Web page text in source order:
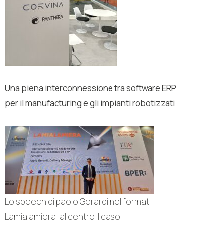
Una piena interconnessione tra software ERP
per il manufacturing e gli impianti robotizzati
Lo speech di paolo Gerardi nel format
Lamialamiera: al centro il caso